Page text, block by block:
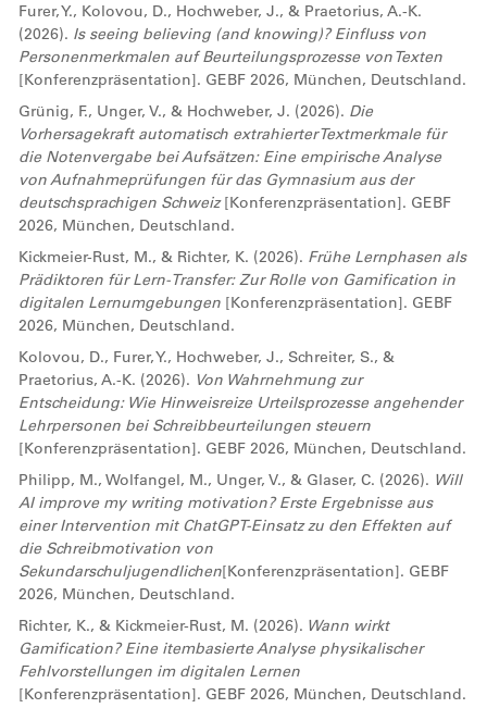
Furer, Y., Kolovou, D., Hochweber, J., & Praetorius, A.-K.
(2026). Is seeing believing (and knowing)? Einfluss von
Personenmerkmalen auf Beurteilungsprozesse von Texten
[Konferenzpräsentation]. GEBF 2026, München, Deutschland.
Grünig, F., Unger, V., & Hochweber, J. (2026). Die
Vorhersagekraft automatisch extrahierter Textmerkmale für
die Notenvergabe bei Aufsätzen: Eine empirische Analyse
von Aufnahmeprüfungen für das Gymnasium aus der
deutschsprachigen Schweiz[Konferenzpräsentation]. GEBF
2026, München, Deutschland.
Kickmeier-Rust, M., & Richter, K. (2026). Frühe Lernphasen als
Prädiktoren für Lern-Transfer: Zur Rolle von Gamification in
digitalen Lernumgebungen [Konferenzpräsentation]. GEBF
2026, München, Deutschland.
Kolovou, D., Furer, Y., Hochweber, J., Schreiter, S., &
Praetorius, A.-K. (2026). Von Wahrnehmung zur
Entscheidung: Wie Hinweisreize Urteilsprozesse angehender
Lehrpersonen bei Schreibbeurteilungen steuern
[Konferenzpräsentation]. GEBF 2026, München, Deutschland.
Philipp, M., Wolfangel, M., Unger, V., & Glaser, C. (2026). Will
AI improve my writing motivation? Erste Ergebnisse aus
einer Intervention mit ChatGPT-Einsatz zu den Effekten auf
die Schreibmotivation von
Sekundarschuljugendlichen[Konferenzpräsentation]. GEBF
2026, München, Deutschland.
Richter, K., & Kickmeier-Rust, M. (2026). Wann wirkt
Gamification? Eine itembasierte Analyse physikalischer
Fehlvorstellungen im digitalen Lernen
[Konferenzpräsentation]. GEBF 2026, München, Deutschland.